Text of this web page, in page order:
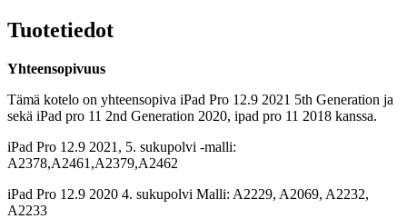
Tuotetiedot
Yhteensopivuus
Tämä kotelo on yhteensopiva iPad Pro 12.9 2021 5th Generation ja
sekä iPad pro 11 2nd Generation 2020, ipad pro 11 2018 kanssa.
iPad Pro 12.9 2021, 5. sukupolvi -malli:
A2378,A2461,A2379,A2462
iPad Pro 12.9 2020 4. sukupolvi Malli: A2229, A2069, A2232,
A2233